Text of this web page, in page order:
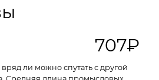
707₽
ли можно спутать с другой
Средняя длина промысловых